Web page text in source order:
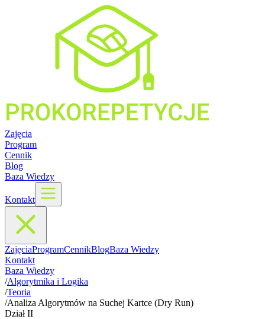
Zajęcia
Program
Cennik
Blog
Baza Wiedzy
Kontakt
ZajęciaProgramCennikBlogBaza Wiedzy
Kontakt
Baza Wiedzy
/Algorytmika i Logika
/Teoria
/Analiza Algorytmów na Suchej Kartce (Dry Run)
DziałII